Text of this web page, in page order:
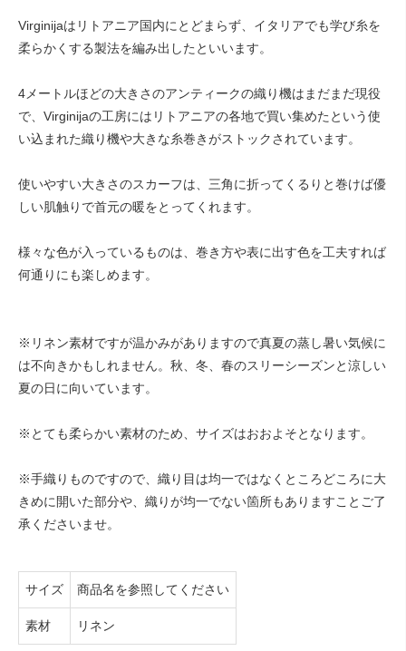
Virginijaはリトアニア国内にとどまらず、イタリアでも学び糸を
柔らかくする製法を編み出したといいます。
4メートルほどの大きさのアンティークの織り機はまだまだ現役
で、Virginijaの工房にはリトアニアの各地で買い集めたという使
い込まれた織り機や大きな糸巻きがストックされています。
使いやすい大きさのスカーフは、三角に折ってくるりと巻けば優
しい肌触りで首元の暖をとってくれます。
様々な色が入っているものは、巻き方や表に出す色を工夫すれば
何通りにも楽しめます。
※リネン素材ですが温かみがありますので真夏の蒸し暑い気候に
は不向きかもしれません。秋、冬、春のスリーシーズンと涼しい
夏の日に向いています。
※とても柔らかい素材のため、サイズはおおよそとなります。
※手織りものですので、織り目は均一ではなくところどころに大
きめに開いた部分や、織りが均一でない箇所もありますことご了
承くださいませ。
サイズ 商品名を参照してください
素材 リネン